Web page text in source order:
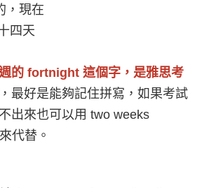
，現在
四天
的 fortnight 這個字，是雅思考
，最好是能夠記住拼寫，如果考試
出來也可以用 two weeks
來代替。